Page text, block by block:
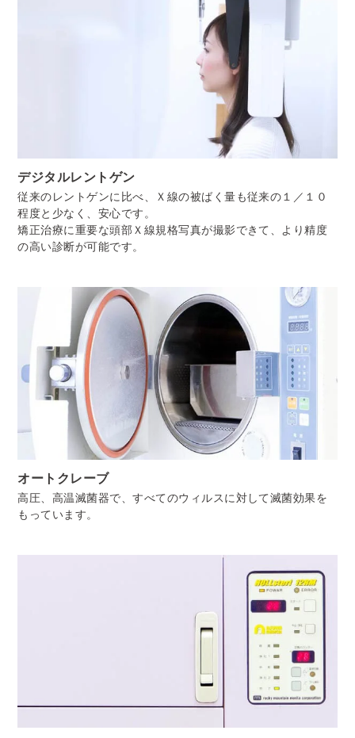
デジタルレントゲン
従来のレントゲンに比べ、Ｘ線の被ばく量も従来の１／１０
程度と少なく、安心です。
矯正治療に重要な頭部Ｘ線規格写真が撮影できて、より精度
の高い診断が可能です。
オートクレーブ
高圧、高温滅菌器で、すべてのウィルスに対して滅菌効果を
もっています。